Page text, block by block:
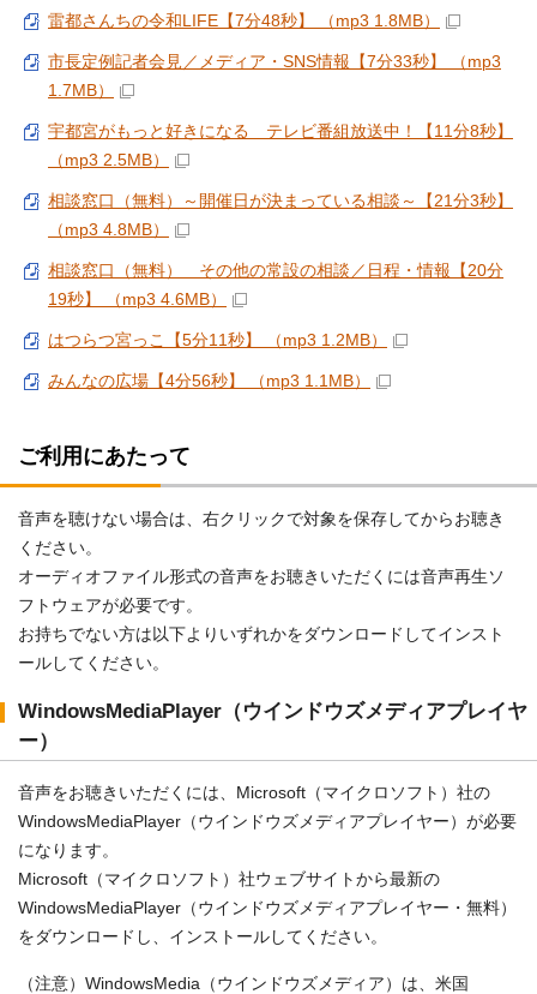
雷都さんちの令和LIFE【7分48秒】 （mp3 1.8MB）
市長定例記者会見／メディア・SNS情報【7分33秒】 （mp3
1.7MB）
宇都宮がもっと好きになる テレビ番組放送中！【11分8秒】
（mp3 2.5MB）
相談窓口（無料）～開催日が決まっている相談～【21分3秒】
（mp3 4.8MB）
相談窓口（無料） その他の常設の相談／日程・情報【20分
19秒】 （mp3 4.6MB）
はつらつ宮っこ【5分11秒】 （mp3 1.2MB）
みんなの広場【4分56秒】 （mp3 1.1MB）
ご利用にあたって
音声を聴けない場合は、右クリックで対象を保存してからお聴き
ください。
オーディオファイル形式の音声をお聴きいただくには音声再生ソ
フトウェアが必要です。
お持ちでない方は以下よりいずれかをダウンロードしてインスト
ールしてください。
WindowsMediaPlayer（ウインドウズメディアプレイヤ
ー）
音声をお聴きいただくには、Microsoft（マイクロソフト）社の
WindowsMediaPlayer（ウインドウズメディアプレイヤー）が必要
になります。
Microsoft（マイクロソフト）社ウェブサイトから最新の
WindowsMediaPlayer（ウインドウズメディアプレイヤー・無料）
をダウンロードし、インストールしてください。
（注意）WindowsMedia（ウインドウズメディア）は、米国